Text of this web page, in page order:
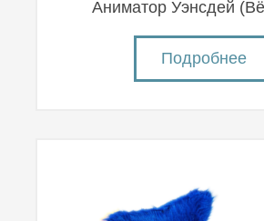
Аниматор Уэнсдей
Подробнее